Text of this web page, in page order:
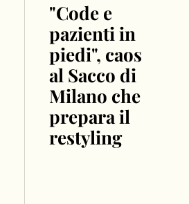
"Code e
pazienti in
piedi", caos
al Sacco di
Milano che
prepara il
restyling